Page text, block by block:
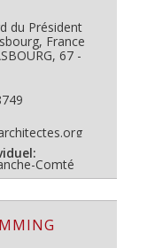
du Président
France
67 -
Comté